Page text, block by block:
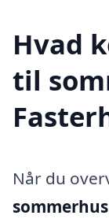
Hvad
til
Når du